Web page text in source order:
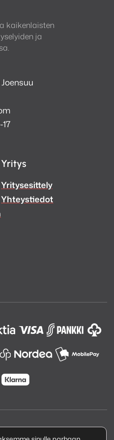
kaikenlaisten
ja
Yritys
Yritysesittely
Yhteystiedot
Oy